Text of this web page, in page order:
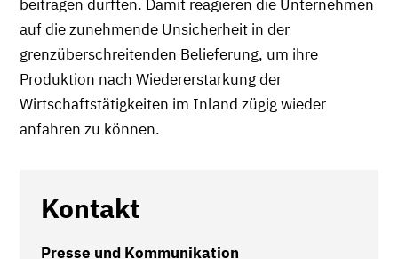
beitragen dürften. Damit reagieren die Unternehmen
auf die zunehmende Unsicherheit in der
grenzüberschreitenden Belieferung, um ihre
Produktion nach Wiedererstarkung der
Wirtschaftstätigkeiten im Inland zügig wieder
anfahren zu können.
Kontakt
Presse und Kommunikation